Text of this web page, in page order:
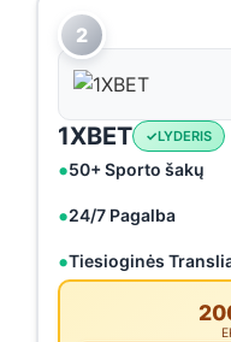
2
1XBET LYDERIS
50+ Sporto šakų
24/7 Pagalba
Tiesioginės